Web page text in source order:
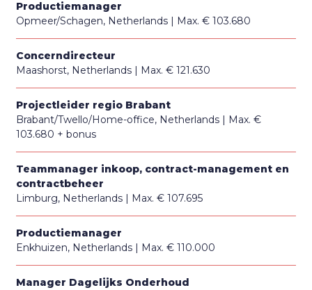
Productiemanager
Opmeer/Schagen, Netherlands
Max. € 103.680
Concerndirecteur
Maashorst, Netherlands
Max. € 121.630
Projectleider regio Brabant
Brabant/Twello/Home-office, Netherlands
Max. €
103.680 + bonus
Teammanager inkoop, contract-management en
contractbeheer
Limburg, Netherlands
Max. € 107.695
Productiemanager
Enkhuizen, Netherlands
Max. € 110.000
Manager Dagelijks Onderhoud